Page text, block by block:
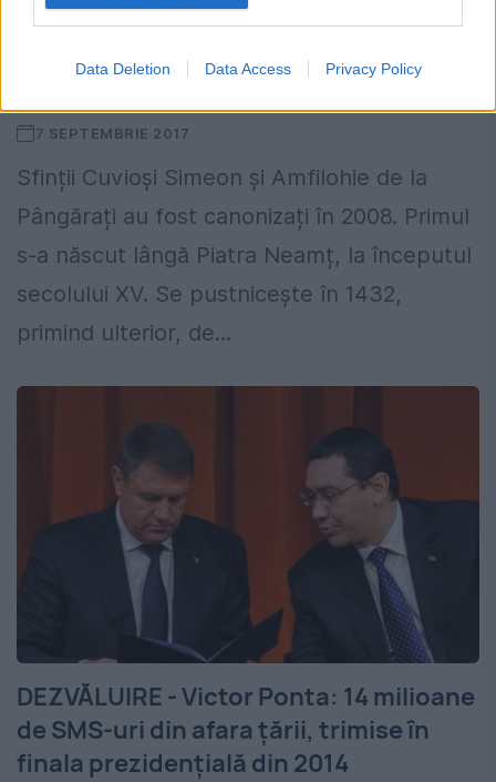
Data Deletion Data Access Privacy Policy
7 SEPTEMBRIE 2017
Sfinții Cuvioși Simeon și Amfilohie de la
Pângărați au fost canonizați în 2008. Primul
s-a născut lângă Piatra Neamț, la începutul
secolului XV. Se pustnicește în 1432,
primind ulterior, de...
DEZVĂLUIRE - Victor Ponta: 14 milioane
de SMS-uri din afara ţării, trimise în
finala prezidenţială din 2014